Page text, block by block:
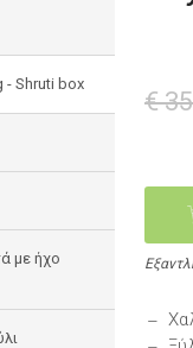
- Shruti box
με ήχο
€